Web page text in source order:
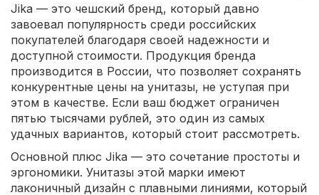
Jika — это чешский бренд, который давно
завоевал популярность среди российских
покупателей благодаря своей надежности и
доступной стоимости. Продукция бренда
производится в России, что позволяет сохранять
конкурентные цены на унитазы, не уступая при
этом в качестве. Если ваш бюджет ограничен
пятью тысячами рублей, это один из самых
удачных вариантов, который стоит рассмотреть.
Основной плюс Jika — это сочетание простоты и
эргономики. Унитазы этой марки имеют
лаконичный дизайн с плавными линиями, который